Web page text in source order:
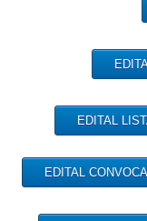
EDITAL
EDITAL